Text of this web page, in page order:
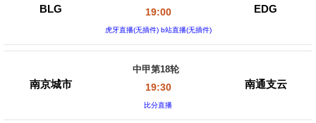
BLG 19:00
虎牙直播(无插件) b站直播(无插件)
EDG
南京城市
中甲第18轮
19:30
比分直播
南通支云